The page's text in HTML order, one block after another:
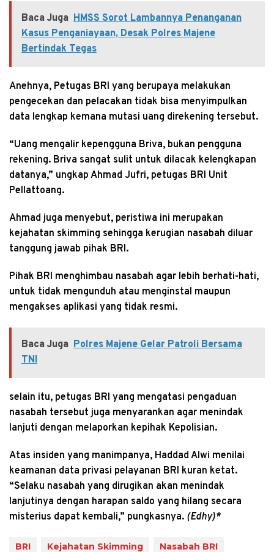
Baca Juga HMSS Sorot Lambannya Penanganan
Kasus Penganiayaan, Desak Polres Majene
Bertindak Tegas
Anehnya, Petugas BRI yang berupaya melakukan
pengecekan dan pelacakan tidak bisa menyimpulkan
data lengkap kemana mutasi uang direkening tersebut.
“Uang mengalir kepengguna Briva, bukan pengguna
rekening. Briva sangat sulit untuk dilacak kelengkapan
datanya,” ungkap Ahmad Jufri, petugas BRI Unit
Pellattoang.
Ahmad juga menyebut, peristiwa ini merupakan
kejahatan skimming sehingga kerugian nasabah diluar
tanggung jawab pihak BRI.
Pihak BRI menghimbau nasabah agar lebih berhati-hati,
untuk tidak mengunduh atau menginstal maupun
mengakses aplikasi yang tidak resmi.
Baca Juga Polres Majene Gelar Patroli Bersama
TNI
selain itu, petugas BRI yang mengatasi pengaduan
nasabah tersebut juga menyarankan agar menindak
lanjuti dengan melaporkan kepihak Kepolisian.
Atas insiden yang manimpanya, Haddad Alwi menilai
keamanan data privasi pelayanan BRI kuran ketat.
“Selaku nasabah yang dirugikan akan menindak
lanjutinya dengan harapan saldo yang hilang secara
misterius dapat kembali,” pungkasnya. (Edhy)*
BRI Kejahatan Skimming
Nasabah BRI